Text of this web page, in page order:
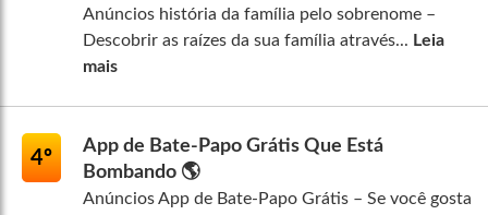
Anúncios história da família pelo sobrenome –
Descobrir as raízes da sua família através... Leia
mais
4º
App de Bate-Papo Grátis Que Está
Bombando 🌎
Anúncios App de Bate-Papo Grátis – Se você gosta